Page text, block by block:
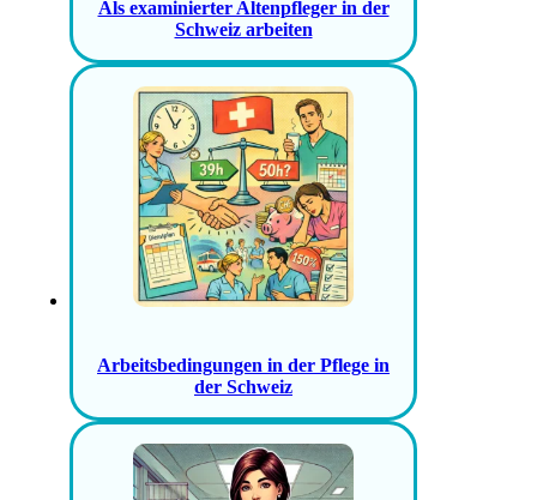
Als examinierter Altenpfleger in der
Schweiz arbeiten
Arbeitsbedingungen in der Pflege in
der Schweiz